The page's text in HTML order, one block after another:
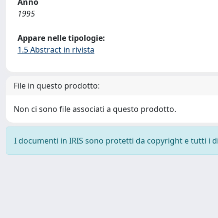
1995
Appare nelle tipologie:
1.5 Abstract in rivista
File in questo prodotto:
Non ci sono file associati a questo prodotto.
I documenti in IRIS sono protetti da copyright e tutti i